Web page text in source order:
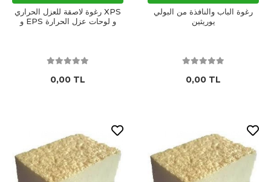
رغوة لاصقة للعزل الحراري XPS
و EPS و لوحات عزل الحرارة
0,00 TL
رغوة الباب والنافذة من البولي
يوريثين
0,00 TL